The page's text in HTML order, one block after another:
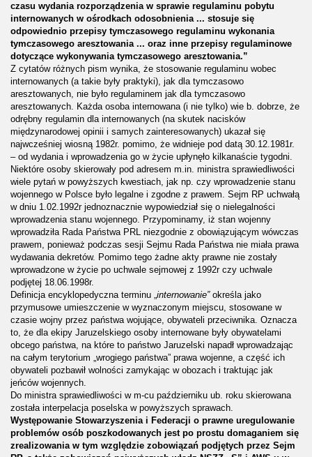
czasu wydania rozporządzenia w sprawie regulaminu pobytu
internowanych w ośrodkach odosobnienia ... stosuje się
odpowiednio przepisy tymczasowego regulaminu wykonania
tymczasowego aresztowania ... oraz inne przepisy regulaminowe
dotyczące wykonywania tymczasowego aresztowania.”
Z cytatów różnych pism wynika, że stosowanie regulaminu wobec
internowanych (a takie były praktyki), jak dla tymczasowo
aresztowanych, nie było regulaminem jak dla tymczasowo
aresztowanych. Każda osoba internowana (i nie tylko) wie b. dobrze, że
odrębny regulamin dla internowanych (na skutek nacisków
międzynarodowej opinii i samych zainteresowanych) ukazał się
najwcześniej wiosną 1982r. pomimo, że widnieje pod datą 30.12.1981r.
– od wydania i wprowadzenia go w życie upłynęło kilkanaście tygodni.
Niektóre osoby skierowały pod adresem m.in. ministra sprawiedliwości
wiele pytań w powyższych kwestiach, jak np. czy wprowadzenie stanu
wojennego w Polsce było legalne i zgodne z prawem. Sejm RP uchwałą
w dniu 1.02.1992r jednoznacznie wypowiedział się o nielegalności
wprowadzenia stanu wojennego. Przypominamy, iż stan wojenny
wprowadziła Rada Państwa PRL niezgodnie z obowiązującym wówczas
prawem, ponieważ podczas sesji Sejmu Rada Państwa nie miała prawa
wydawania dekretów. Pomimo tego żadne akty prawne nie zostały
wprowadzone w życie po uchwale sejmowej z 1992r czy uchwale
podjętej 18.06.1998r.
Definicja encyklopedyczna terminu „internowanie” określa jako
przymusowe umieszczenie w wyznaczonym miejscu, stosowane w
czasie wojny przez państwa wojujące, obywateli przeciwnika. Oznacza
to, że dla ekipy Jaruzelskiego osoby internowane były obywatelami
obcego państwa, na które to państwo Jaruzelski napadł wprowadzając
na całym terytorium „wrogiego państwa” prawa wojenne, a część ich
obywateli pozbawił wolności zamykając w obozach i traktując jak
jeńców wojennych.
Do ministra sprawiedliwości w m-cu październiku ub. roku skierowana
została interpelacja poselska w powyższych sprawach.
Występowanie Stowarzyszenia i Federacji o prawne uregulowanie
problemów osób poszkodowanych jest po prostu domaganiem się
zrealizowania w tym względzie zobowiązań podjętych przez Sejm